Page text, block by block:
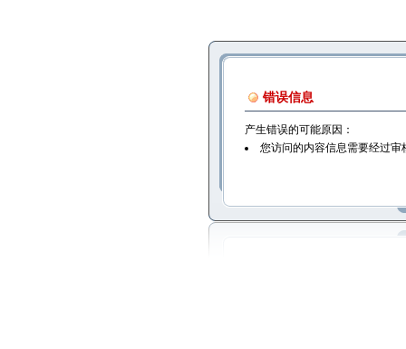
错误信息
产生错误的可能原因：
您访问的内容信息需要经过审